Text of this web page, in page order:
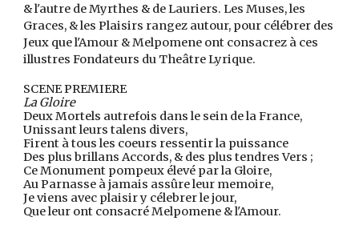
& l'autre de Myrthes & de Lauriers. Les Muses, les
Graces, & les Plaisirs rangez autour, pour célébrer des
Jeux que l'Amour & Melpomene ont consacrez à ces
illustres Fondateurs du Theâtre Lyrique.
SCENE PREMIERE
La Gloire
Deux Mortels autrefois dans le sein de la France,
Unissant leurs talens divers,
Firent à tous les coeurs ressentir la puissance
Des plus brillans Accords, & des plus tendres Vers ;
Ce Monument pompeux élevé par la Gloire,
Au Parnasse à jamais assûre leur memoire,
Je viens avec plaisir y célebrer le jour,
Que leur ont consacré Melpomene & l'Amour.